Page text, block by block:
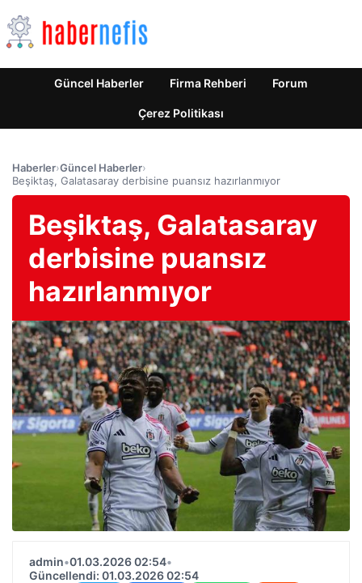
Güncel Haberler Firma Rehberi Forum
Çerez Politikası
Haberler›Güncel Haberler›
Beşiktaş, Galatasaray derbisine puansız hazırlanmıyor
Beşiktaş, Galatasaray
derbisine puansız
hazırlanmıyor
admin•01.03.2026 02:54•
Güncellendi: 01.03.2026 02:54